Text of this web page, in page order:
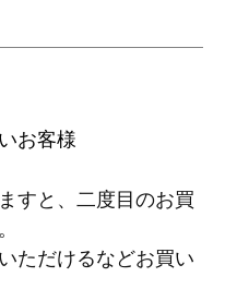
お客様
すと、二度目のお買
ただけるなどお買い